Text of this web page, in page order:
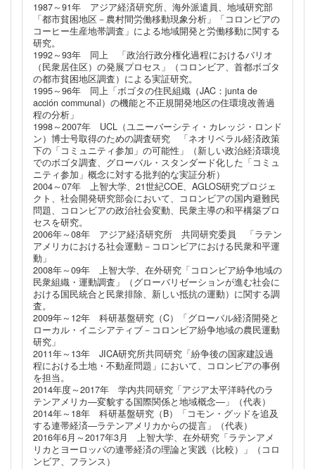
1987～91年 アジア経済研究所、海外派遣員、地域研究部
「都市貧困地区－農村間労働移動現象分析」「コロンビアの
コーヒー生産地帯調査」による地域開発と労働移動に関する
研究。
1992～93年 同上 「政治行政分権化過程におけるバリオ
（民衆居住区）の発展プロセス」（コロンビア、首都ボゴタ
の都市貧困地区調査）による実証研究。
1995～96年 同上「ボゴタの住民組織（JAC：junta de
acción communal）の機能と不正規開発地区の住環境改善過
程の分析」
1998～2007年 UCL（ユニーバーシティ・カレッジ・ロンド
ン）博士号取得のための調査研究 「ネオリベラル経済政策
下の「コミュニティ参加」の可能性」（新しい政治経済環境
でのボゴタ調査、グローバル・スタンダード化した「コミュ
ニティ参加」概念に対する批判的な実証分析）
2004～07年 上智大学、21世紀COE、AGLOS研究プロジェ
クト、社会開発研究部会において、コロンビアの国内避難民
問題、コロンビアの政治社会変動、民衆主導の和平構築プロ
セスを研究。
2006年～08年 アジア経済研究所 共同研究委員 「ラテン
アメリカにおける社会運動－コロンビアにおける民衆和平運
動」
2008年～09年 上智大学、在外研究「コロンビア紛争地域の
民衆組織・運動調査」（グローバリゼーションが進む社会に
おける国民統合と民衆排除、新しい抵抗の運動）に関する調
査。
2009年～12年 科研基盤研究（C）「グローバル経済開発と
ローカル・イニシアティブ－コロンビア紛争地域の農民運動
研究」
2011年～13年 JICA研究所共同研究「紛争後の国家建設過
程における土地・不動産問題」において、コロンビアの事例
を担当。
2014年度～2017年 学内共同研究「アジア太平洋時代のラ
テンアメリカ―変貌する国際関係と地域概念―」（代表）
2014年～18年 科研基盤研究（B）「コモン・グッドを追及
する連帯経済―ラテンアメリカからの提言」（代表）
2016年6月～2017年3月 上智大学、在外研究「ラテンアメ
リカとヨーロッパの連帯経済の理論と実践（比較）」（コロ
ンビア、フランス）